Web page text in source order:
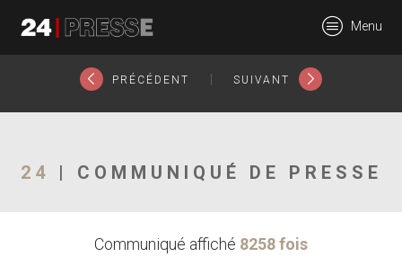
24Presse -
Communiqués de
Menu
PRÉCÉDENT SUIVANT
24 | COMMUNIQUÉ DE PRESSE
Communiqué affiché 8258 fois